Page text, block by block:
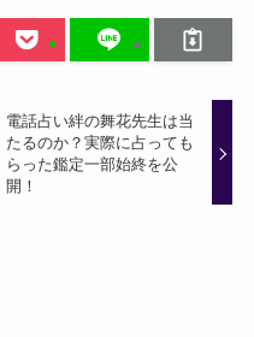
電話占い絆の舞花先生は当
たるのか？実際に占っても
らった鑑定一部始終を公
開！